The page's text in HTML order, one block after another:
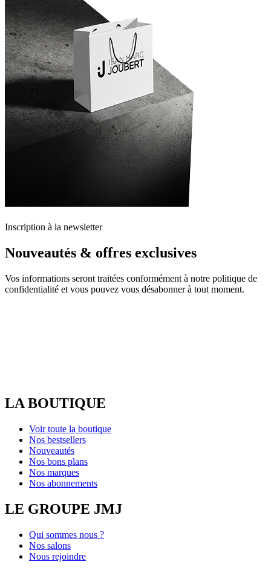
Inscription à la newsletter
Nouveautés & offres exclusives
Vos informations seront traitées conformément à notre politique de
confidentialité et vous pouvez vous désabonner à tout moment.
LA BOUTIQUE
Voir toute la boutique
Nos bestsellers
Nouveautés
Nos bons plans
Nos marques
Nos abonnements
LE GROUPE JMJ
Qui sommes nous ?
Nos salons
Nous rejoindre